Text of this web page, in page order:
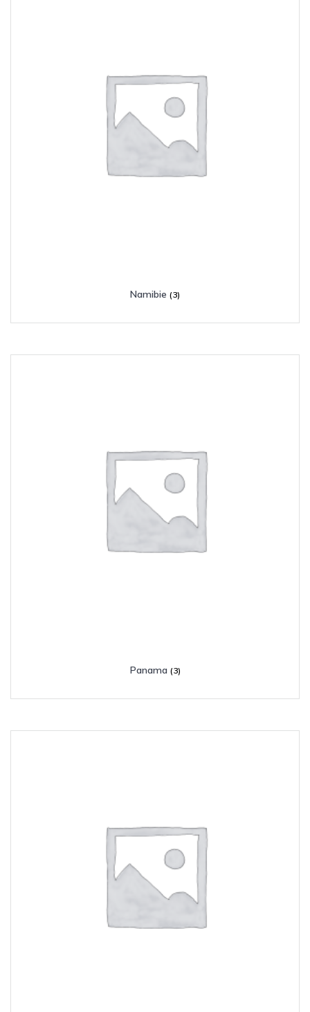
Namibie (3)
Panama (3)